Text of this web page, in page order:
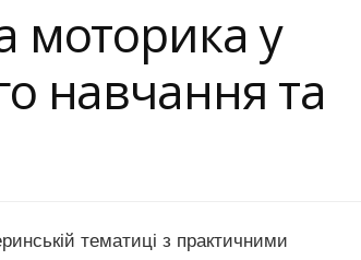
моторика у
навчання та
тематиці з практичними